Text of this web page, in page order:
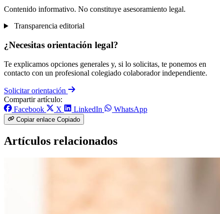
Contenido informativo. No constituye asesoramiento legal.
Transparencia editorial
¿Necesitas orientación legal?
Te explicamos opciones generales y, si lo solicitas, te ponemos en
contacto con un profesional colegiado colaborador independiente.
Solicitar orientación
Compartir artículo:
Facebook
X LinkedIn WhatsApp
Copiar enlace Copiado
Artículos relacionados